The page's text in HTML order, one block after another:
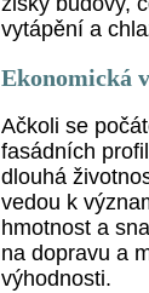
vytápění a
Ekonomická
Ačkoli se
fasádních
dlouhá
vedou k
hmotnost a
na dopravu a
výhodnosti.